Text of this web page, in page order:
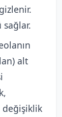
alt
değişiklik